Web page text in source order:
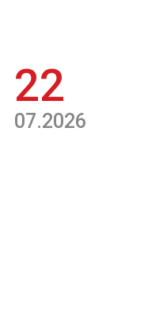
22
07.2026